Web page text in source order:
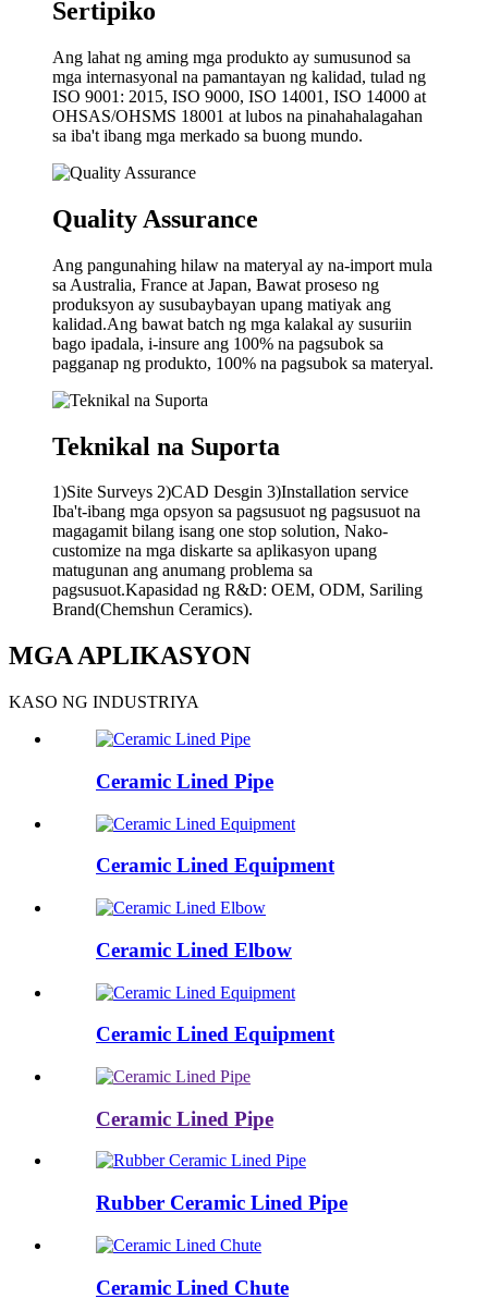
Sertipiko
Ang lahat ng aming mga produkto ay sumusunod sa
mga internasyonal na pamantayan ng kalidad, tulad ng
ISO 9001: 2015, ISO 9000, ISO 14001, ISO 14000 at
OHSAS/OHSMS 18001 at lubos na pinahahalagahan
sa iba't ibang mga merkado sa buong mundo.
Quality Assurance
Ang pangunahing hilaw na materyal ay na-import mula
sa Australia, France at Japan, Bawat proseso ng
produksyon ay susubaybayan upang matiyak ang
kalidad.Ang bawat batch ng mga kalakal ay susuriin
bago ipadala, i-insure ang 100% na pagsubok sa
pagganap ng produkto, 100% na pagsubok sa materyal.
Teknikal na Suporta
1)Site Surveys 2)CAD Desgin 3)Installation service
Iba't-ibang mga opsyon sa pagsusuot ng pagsusuot na
magagamit bilang isang one stop solution, Nako-
customize na mga diskarte sa aplikasyon upang
matugunan ang anumang problema sa
pagsusuot.Kapasidad ng R&D: OEM, ODM, Sariling
Brand(Chemshun Ceramics).
MGA APLIKASYON
KASO NG INDUSTRIYA
Ceramic Lined Pipe
Ceramic Lined Equipment
Ceramic Lined Elbow
Ceramic Lined Equipment
Ceramic Lined Pipe
Rubber Ceramic Lined Pipe
Ceramic Lined Chute